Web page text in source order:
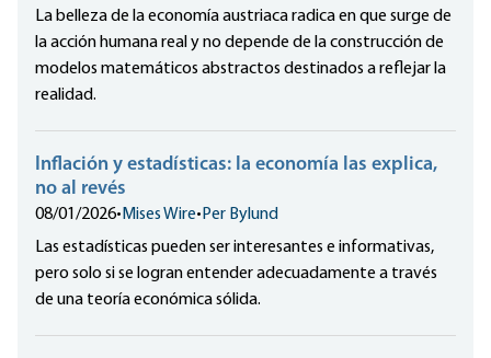
La belleza de la economía austriaca radica en que surge de
la acción humana real y no depende de la construcción de
modelos matemáticos abstractos destinados a reflejar la
realidad.
Inflación y estadísticas: la economía las explica,
no al revés
08/01/2026• Mises Wire• Per Bylund
Las estadísticas pueden ser interesantes e informativas,
pero solo si se logran entender adecuadamente a través
de una teoría económica sólida.